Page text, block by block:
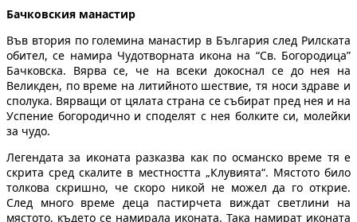
Бачковския манастир
Във втория по големина манастир в България след Рилската
обител, се намира Чудотворната икона на “Св. Богородица”
Бачковска. Вярва се, че на всеки докоснал се до нея на
Великден, по време на литийното шествие, тя носи здраве и
сполука. Вярващи от цялата страна се събират пред нея и на
Успение богородично и споделят с нея болките си, молейки
за чудо.
Легендата за иконата разказва как по османско време тя е
скрита сред скалите в местността „Клувията“. Мястото било
толкова скришно, че скоро никой не можел да го открие.
След много време деца пастирчета виждат светлини на
мястото, където се намирала иконата. Така намират иконата